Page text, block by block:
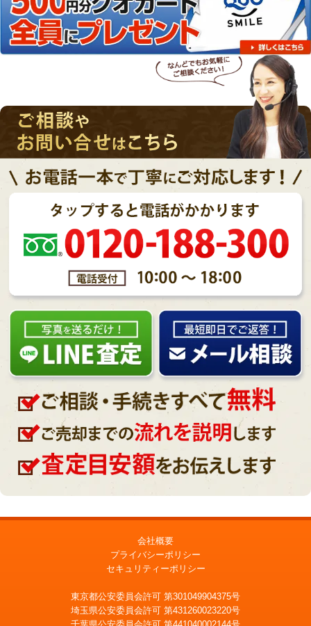
会社概要
プライバシーポリシー
セキュリティーポリシー
東京都公安委員会許可 第301049904375号
埼玉県公安委員会許可 第431260023220号